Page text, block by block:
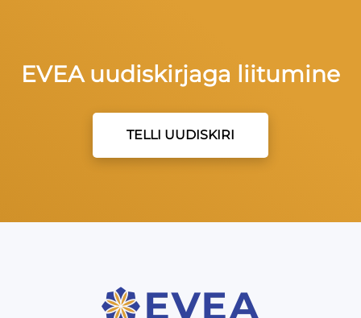
EVEA uudiskirjaga liitumine
TELLI UUDISKIRI